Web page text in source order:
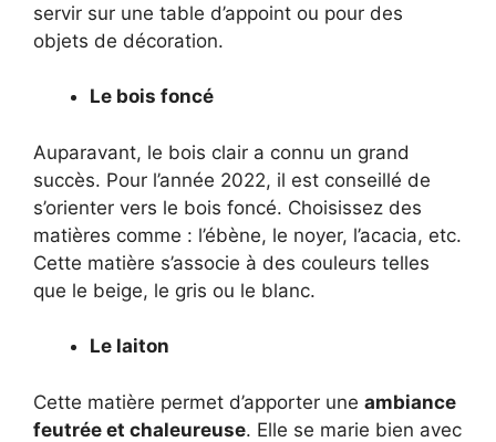
servir sur une table d’appoint ou pour des
objets de décoration.
Le bois foncé
Auparavant, le bois clair a connu un grand
succès. Pour l’année 2022, il est conseillé de
s’orienter vers le bois foncé. Choisissez des
matières comme : l’ébène, le noyer, l’acacia, etc.
Cette matière s’associe à des couleurs telles
que le beige, le gris ou le blanc.
Le laiton
Cette matière permet d’apporter une ambiance
feutrée et chaleureuse. Elle se marie bien avec